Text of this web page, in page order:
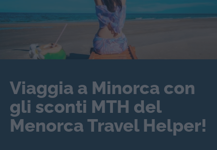
Viaggia a Minorca con
gli sconti MTH del
Menorca Travel Helper!